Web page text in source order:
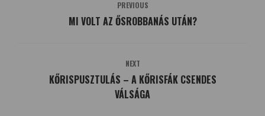
PREVIOUS
MI VOLT AZ ŐSROBBANÁS UTÁN?
NEXT
KŐRISPUSZTULÁS – A KŐRISFÁK CSENDES
VÁLSÁGA